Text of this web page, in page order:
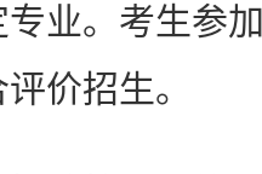
业。考生参
价招生。